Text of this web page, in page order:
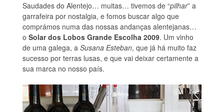
Saudades do Alentejo… muitas… tivemos de “pilhar” a
garrafeira por nostalgia, e fomos buscar algo que
comprámos numa das nossas andanças alentejanas…
o Solar dos Lobos Grande Escolha 2009. Um vinho
de uma galega, a Susana Esteban, que já há muito faz
sucesso por terras lusas, e que vai deixar certamente a
sua marca no nosso país.